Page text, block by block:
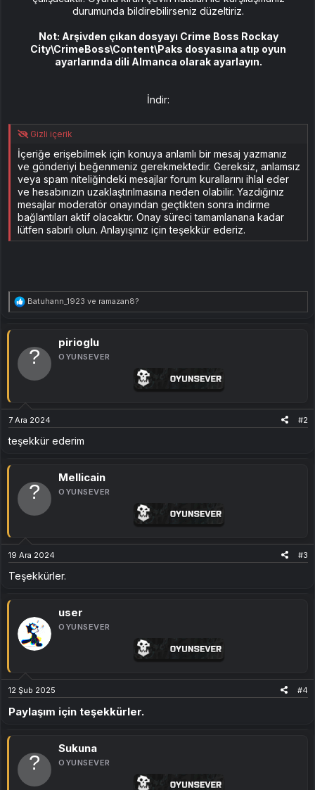
durumunda bildirebilirseniz düzeltiriz.
Not: Arşivden çıkan dosyayı Crime Boss Rockay
City\CrimeBoss\Content\Paks dosyasına atıp oyun
ayarlarında dili Almanca olarak ayarlayın.
İndir:
Gizli içerik
İçeriğe erişebilmek için konuya anlamlı bir mesaj yazmanız
ve gönderiyi beğenmeniz gerekmektedir. Gereksiz, anlamsız
veya spam niteliğindeki mesajlar forum kurallarını ihlal eder
ve hesabınızın uzaklaştırılmasına neden olabilir. Yazdığınız
mesajlar moderatör onayından geçtikten sonra indirme
bağlantıları aktif olacaktır. Onay süreci tamamlanana kadar
lütfen sabırlı olun. Anlayışınız için teşekkür ederiz.
T
e
l
:
Batuhann_1923 ve ramazan8?
pirioglu
OYUNSEVER
7 Ara 2024 #2
teşekkür ederim
Mellicain
OYUNSEVER
19 Ara 2024 #3
Teşekkürler.
user
OYUNSEVER
12 Şub 2025 #4
Paylaşım için teşekkürler.
Sukuna
OYUNSEVER